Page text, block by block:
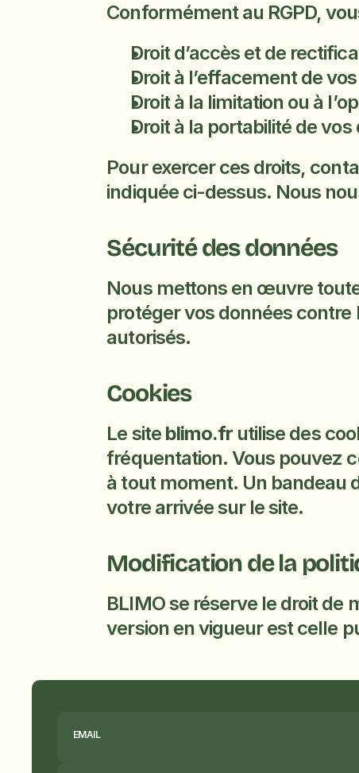
Conformément au RGPD,
Droit d’accès et de
Droit à l’effacement de
Droit à la limitation ou à
Droit à la portabilité de vos
Pour exercer ces droits,
indiquée ci-dessus. Nous
Sécurité des données
Nous mettons en œuvre
protéger vos données contre
autorisés.
Cookies
Le site blimo.fr utilise des
fréquentation. Vous pouvez
à tout moment. Un bandeau
votre arrivée sur le site.
Modification de la
BLIMO se réserve le droit de
version en vigueur est celle
EMAIL